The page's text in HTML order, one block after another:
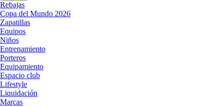
Rebajas
Copa del Mundo 2026
Zapatillas
Equipos
Niños
Entrenamiento
Porteros
Equipamiento
Espacio club
Lifestyle
Liquidación
Marcas